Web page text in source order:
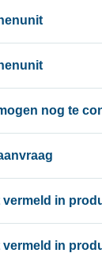
nog te
vermeld in
vermeld in